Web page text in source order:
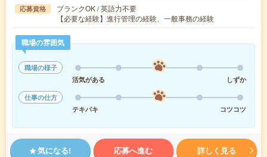
応募資格
ブランクOK / 英語力不要
【必要な経験】進行管理の経験、一般事務の経験
職場の雰囲気
職場の様子
活気がある
しずか
仕事の仕方
テキパキ
コツコツ
気になる! 応募へ進む 詳しく見る